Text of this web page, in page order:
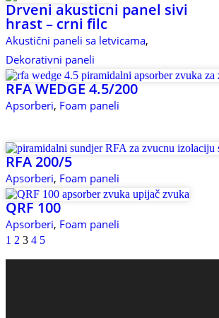
Drveni akusticni panel sivi
hrast – crni filc
Akustični paneli sa letvicama,
Dekorativni paneli
RFA WEDGE 4.5/200
Apsorberi, Foam paneli
RFA 200/5
Apsorberi, Foam paneli
QRF 100
Apsorberi, Foam paneli
1 2 3 4 5